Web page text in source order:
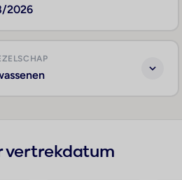
2026
vertrekdatum